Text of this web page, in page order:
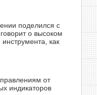
поделился с
о высоком
как
от
индикаторов